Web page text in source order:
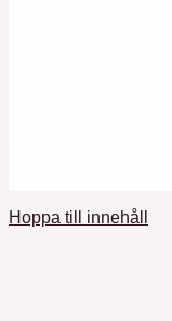
Hoppa till innehåll